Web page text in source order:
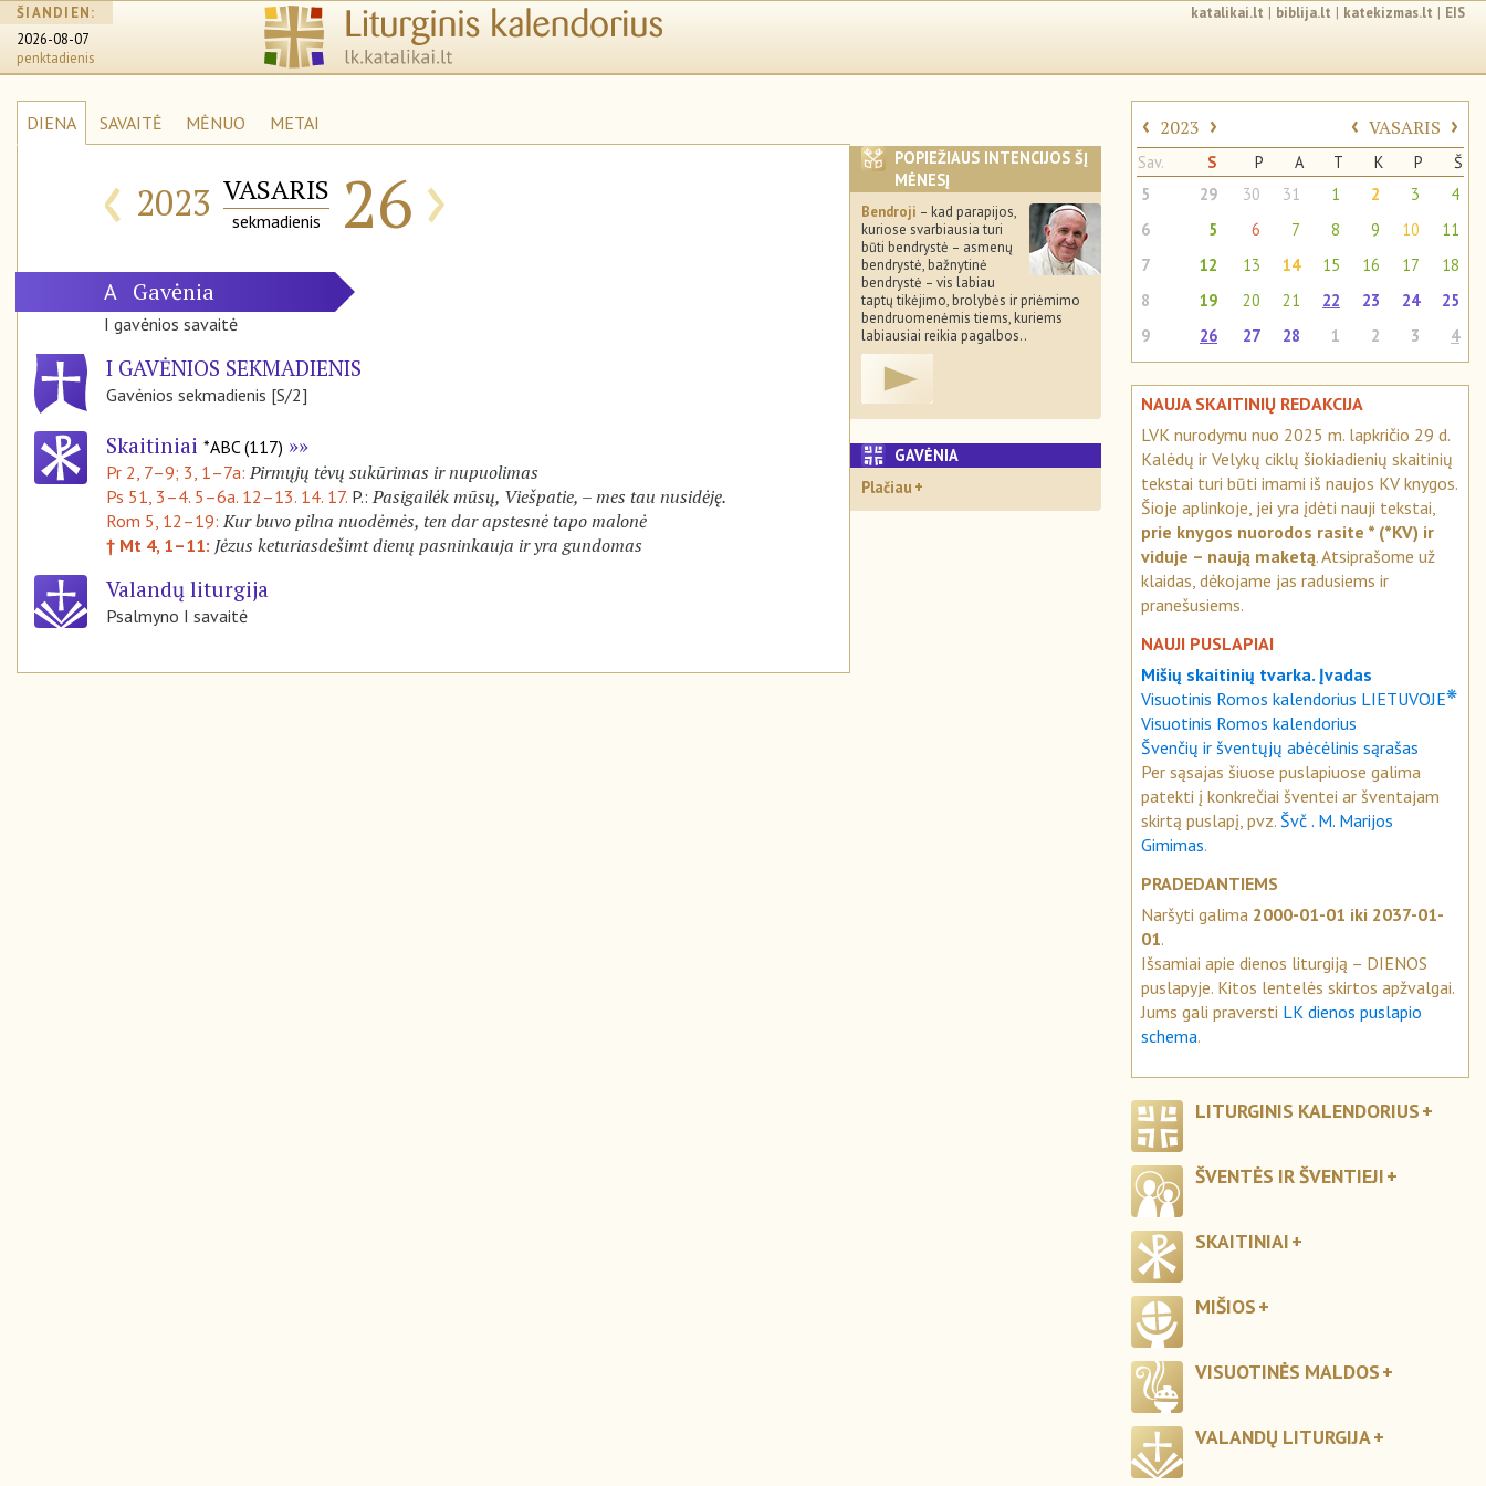
ŠIANDIEN:
2026-08-07
penktadienis
katalikai.lt | biblija.lt | katekizmas.lt | EIS
DIENA SAVAITĖ MĖNUO METAI
‹ 2023 VASARIS
sekmadienis 26›
A Gavėnia
I gavėnios savaitė
I GAVĖNIOS SEKMADIENIS
Gavėnios sekmadienis [S/2]
Skaitiniai *ABC (117)
Pr 2, 7–9; 3, 1–7a: Pirmųjų tėvų sukūrimas ir nupuolimas
Ps 51, 3–4. 5–6a. 12–13. 14. 17. P.: Pasigailėk mūsų, Viešpatie, – mes tau nusidėję.
Rom 5, 12–19: Kur buvo pilna nuodėmės, ten dar apstesnė tapo malonė
† Mt 4, 1–11: Jėzus keturiasdešimt dienų pasninkauja ir yra gundomas
Valandų liturgija
Psalmyno I savaitė
POPIEŽIAUS INTENCIJOS ŠĮ
MĖNESĮ
Bendroji – kad parapijos,
kuriose svarbiausia turi
būti bendrystė – asmenų
bendrystė, bažnytinė
bendrystė – vis labiau
taptų tikėjimo, brolybės ir priėmimo
bendruomenėmis tiems, kuriems
labiausiai reikia pagalbos..
GAVĖNIA
Plačiau
‹ 2023 › ‹ VASARIS ›
Sav. S P A T K P
Š
5
29 30 31 1 2 3
4
6
5 6 7 8 9 10
11
7
12 13 14 15 16 17
18
8
19 20 21 22 23 24
25
9
26 27 28 1 2 3 4
NAUJA SKAITINIŲ REDAKCIJA
LVK nurodymu nuo 2025 m. lapkričio 29 d.
Kalėdų ir Velykų ciklų šiokiadienių skaitinių
tekstai turi būti imami iš naujos KV knygos.
Šioje aplinkoje, jei yra įdėti nauji tekstai,
prie knygos nuorodos rasite * (*KV) ir
viduje – naują maketą. Atsiprašome už
klaidas, dėkojame jas radusiems ir
pranešusiems.
NAUJI PUSLAPIAI
Mišių skaitinių tvarka. Įvadas
Visuotinis Romos kalendorius LIETUVOJE❋
Visuotinis Romos kalendorius
Švenčių ir šventųjų abėcėlinis sąrašas
Per sąsajas šiuose puslapiuose galima
patekti į konkrečiai šventei ar šventajam
skirtą puslapį, pvz. Švč . M. Marijos
Gimimas.
PRADEDANTIEMS
Naršyti galima 2000-01-01 iki 2037-01-
01.
Išsamiai apie dienos liturgiją – DIENOS
puslapyje. Kitos lentelės skirtos apžvalgai.
Jums gali praversti LK dienos puslapio
schema.
LITURGINIS KALENDORIUS
ŠVENTĖS IR ŠVENTIEJI
SKAITINIAI
MIŠIOS
VISUOTINĖS MALDOS
VALANDŲ LITURGIJA